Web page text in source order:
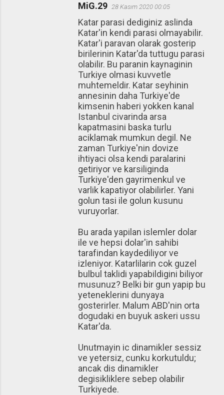
MiG.29 28 Kasım 2020 00:05
Katar parasi dediginiz aslinda
Katar'in kendi parasi olmayabilir.
Katar'i paravan olarak gosterip
birilerinin Katar'da tuttugu parasi
olabilir. Bu paranin kaynaginin
Turkiye olmasi kuvvetle
muhtemeldir. Katar seyhinin
annesinin daha Turkiye'de
kimsenin haberi yokken kanal
Istanbul civarinda arsa
kapatmasini baska turlu
aciklamak mumkun degil. Ne
zaman Turkiye'nin dovize
ihtiyaci olsa kendi paralarini
getiriyor ve karsiliginda
Turkiye'den gayrimenkul ve
varlik kapatiyor olabilirler. Yani
golun tasi ile golun kusunu
vuruyorlar.
Bu arada yapilan islemler dolar
ile ve hepsi dolar'in sahibi
tarafindan kaydediliyor ve
izleniyor. Katarlilarin cok guzel
bulbul taklidi yapabildigini biliyor
musunuz? Belki bir gun yapip bu
yeteneklerini dunyaya
gosterirler. Malum ABD'nin orta
dogudaki en buyuk askeri ussu
Katar'da.
Unutmayin ic dinamikler sessiz
ve yetersiz, cunku korkutuldu;
ancak dis dinamikler
degisikliklere sebep olabilir
Turkiyede.